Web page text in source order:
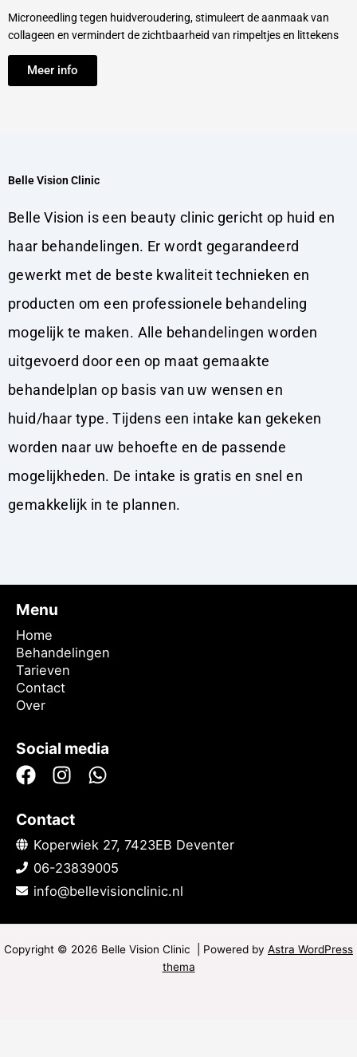
Microneedling tegen huidveroudering, stimuleert de aanmaak van
collageen en vermindert de zichtbaarheid van rimpeltjes en littekens
Meer info
Belle Vision Clinic
Belle Vision is een beauty clinic gericht op huid en
haar behandelingen. Er wordt gegarandeerd
gewerkt met de beste kwaliteit technieken en
producten om een professionele behandeling
mogelijk te maken. Alle behandelingen worden
uitgevoerd door een op maat gemaakte
behandelplan op basis van uw wensen en
huid/haar type. Tijdens een intake kan gekeken
worden naar uw behoefte en de passende
mogelijkheden. De intake is gratis en snel en
gemakkelijk in te plannen.
Menu
Home
Behandelingen
Tarieven
Contact
Over
Social media
Contact
Koperwiek 27, 7423EB Deventer
06-23839005
info@bellevisionclinic.nl
Copyright © 2026 Belle Vision Clinic | Powered by Astra WordPress
thema